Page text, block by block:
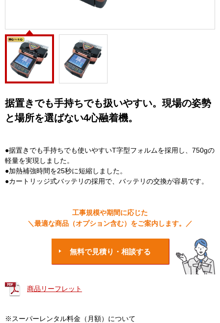
据置きでも手持ちでも扱いやすい。現場の姿勢
と場所を選ばない4心融着機。
●据置きでも手持ちでも使いやすいT字型フォルムを採用し、750gの
軽量を実現しました。
●加熱補強時間を25秒に短縮しました。
●カートリッジ式バッテリの採用で、バッテリの交換が容易です。
工事規模や期間に応じた
＼最適な商品（オプション含む）をご案内します。／
無料で見積り・相談する
商品リーフレット
※スーパーレンタル料金（月額）について